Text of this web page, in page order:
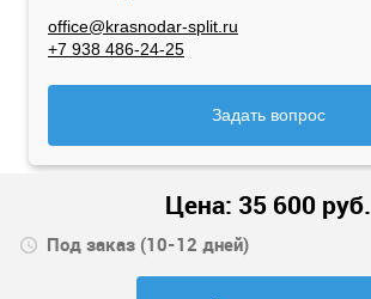
office@krasnodar-split.ru
+7 938 486-24-25
Задать вопрос
Цена: 35 600 руб.
Под заказ (10-12 дней)